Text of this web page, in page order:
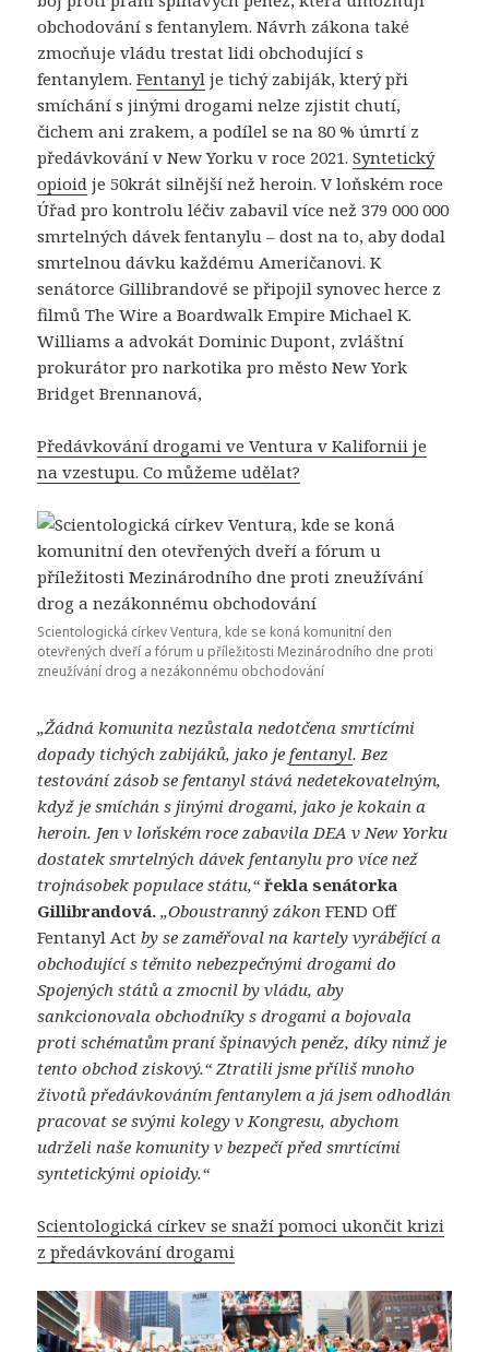
obchodování s fentanylem. Návrh zákona také
zmocňuje vládu trestat lidi obchodující s
fentanylem.Fentanyl je tichý zabiják, který při
smíchání s jinými drogami nelze zjistit chutí,
čichem ani zrakem, a podílel se na 80 % úmrtí z
předávkování v New Yorku v roce 2021.Syntetický
opioid je 50krát silnější než heroin. V loňském roce
Úřad pro kontrolu léčiv zabavil více než 379 000 000
smrtelných dávek fentanylu – dost na to, aby dodal
smrtelnou dávku každému Američanovi. K
senátorce Gillibrandové se připojil synovec herce z
filmů The Wire a Boardwalk Empire Michael K.
Williams a advokát Dominic Dupont, zvláštní
prokurátor pro narkotika pro město New York
Bridget Brennanová,
Předávkování drogami ve Ventura v Kalifornii je
na vzestupu. Co můžeme udělat?
Scientologická církev Ventura, kde se koná komunitní den
otevřených dveří a fórum u příležitosti Mezinárodního dne proti
zneužívání drog a nezákonnému obchodování
„Žádná komunita nezůstala nedotčena smrtícími
dopady tichých zabijáků, jako je fentanyl. Bez
testování zásob se fentanyl stává nedetekovatelným,
když je smíchán s jinými drogami, jako je kokain a
heroin. Jen v loňském roce zabavila DEA v New Yorku
dostatek smrtelných dávek fentanylu pro více než
trojnásobek populace státu,“řekla senátorka
Gillibrandová.„Oboustranný zákon FEND Off
Fentanyl Actby se zaměřoval na kartely vyrábějící a
obchodující s těmito nebezpečnými drogami do
Spojených států a zmocnil by vládu, aby
sankcionovala obchodníky s drogami a bojovala
proti schématům praní špinavých peněz, díky nimž je
tento obchod ziskový.“ Ztratili jsme příliš mnoho
životů předávkováním fentanylem a já jsem odhodlán
pracovat se svými kolegy v Kongresu, abychom
udrželi naše komunity v bezpečí před smrtícími
syntetickými opioidy.“
Scientologická církev se snaží pomoci ukončit krizi
z předávkování drogami